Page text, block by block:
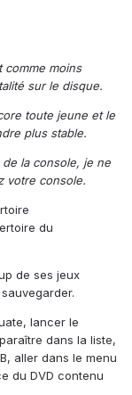
comme moins
sur le disque.
toute jeune et le
plus stable.
la console, je ne
votre console.
du
de ses jeux
lancer le
dans la liste,
aller dans le menu
du DVD contenu